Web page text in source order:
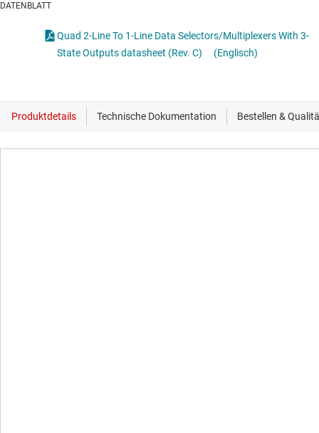
DATENBLATT
Quad 2-Line To 1-Line Data Selectors/Multiplexers With 3-
State Outputs datasheet (Rev. C)
(Englisch)